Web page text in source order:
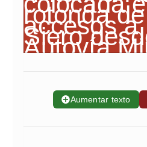
➕Aumentar texto